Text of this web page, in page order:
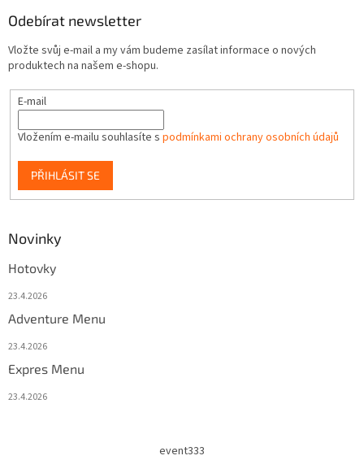
Odebírat newsletter
Vložte svůj e-mail a my vám budeme zasílat informace o nových
produktech na našem e-shopu.
E-mail
Vložením e-mailu souhlasíte s podmínkami ochrany osobních údajů
PŘIHLÁSIT SE
Novinky
Hotovky
23.4.2026
Adventure Menu
23.4.2026
Expres Menu
23.4.2026
event333